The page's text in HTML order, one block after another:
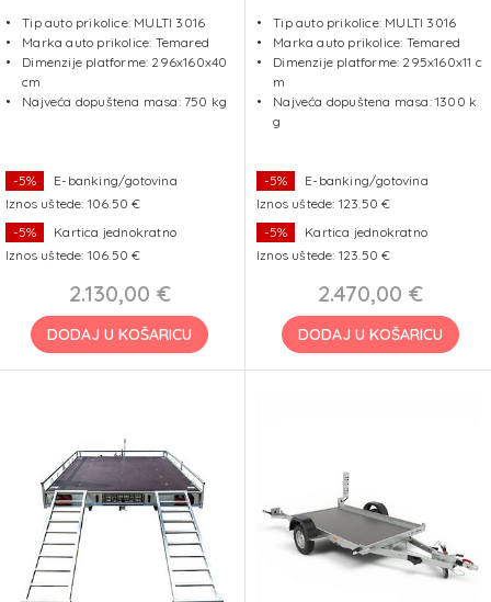
Tip auto prikolice: MULTI 3016
Marka auto prikolice: Temared
Dimenzije platforme: 296x160x40
cm
Najveća dopuštena masa: 750 kg
-5%
E-banking/gotovina
Iznos uštede: 106.50 €
-5%
Kartica jednokratno
Iznos uštede: 106.50 €
2.130,00 €
DODAJ U KOŠARICU
Tip auto prikolice: MULTI 3016
Marka auto prikolice: Temared
Dimenzije platforme: 295x160x11 c
m
Najveća dopuštena masa: 1300 k
g
-5%
E-banking/gotovina
Iznos uštede: 123.50 €
-5%
Kartica jednokratno
Iznos uštede: 123.50 €
2.470,00 €
DODAJ U KOŠARICU